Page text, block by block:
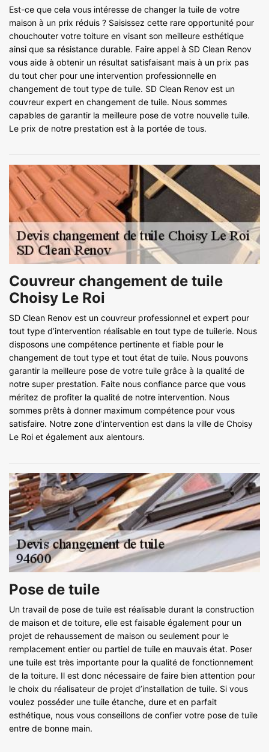
Est-ce que cela vous intéresse de changer la tuile de votre
maison à un prix réduis ? Saisissez cette rare opportunité pour
chouchouter votre toiture en visant son meilleure esthétique
ainsi que sa résistance durable. Faire appel à SD Clean Renov
vous aide à obtenir un résultat satisfaisant mais à un prix pas
du tout cher pour une intervention professionnelle en
changement de tout type de tuile. SD Clean Renov est un
couvreur expert en changement de tuile. Nous sommes
capables de garantir la meilleure pose de votre nouvelle tuile.
Le prix de notre prestation est à la portée de tous.
Couvreur changement de tuile
Choisy Le Roi
SD Clean Renov est un couvreur professionnel et expert pour
tout type d’intervention réalisable en tout type de tuilerie. Nous
disposons une compétence pertinente et fiable pour le
changement de tout type et tout état de tuile. Nous pouvons
garantir la meilleure pose de votre tuile grâce à la qualité de
notre super prestation. Faite nous confiance parce que vous
méritez de profiter la qualité de notre intervention. Nous
sommes prêts à donner maximum compétence pour vous
satisfaire. Notre zone d’intervention est dans la ville de Choisy
Le Roi et également aux alentours.
Pose de tuile
Un travail de pose de tuile est réalisable durant la construction
de maison et de toiture, elle est faisable également pour un
projet de rehaussement de maison ou seulement pour le
remplacement entier ou partiel de tuile en mauvais état. Poser
une tuile est très importante pour la qualité de fonctionnement
de la toiture. Il est donc nécessaire de faire bien attention pour
le choix du réalisateur de projet d’installation de tuile. Si vous
voulez posséder une tuile étanche, dure et en parfait
esthétique, nous vous conseillons de confier votre pose de tuile
entre de bonne main.